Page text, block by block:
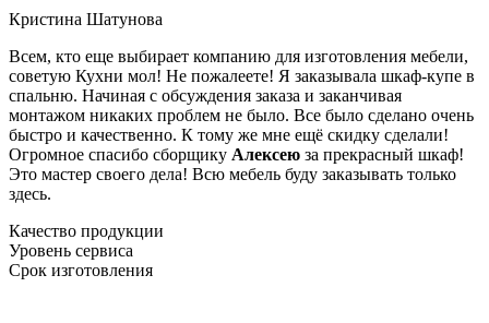
Кристина Шатунова
Всем, кто еще выбирает компанию для изготовления мебели,
советую Кухни мол! Не пожалеете! Я заказывала шкаф-купе в
спальню. Начиная с обсуждения заказа и заканчивая
монтажом никаких проблем не было. Все было сделано очень
быстро и качественно. К тому же мне ещё скидку сделали!
Огромное спасибо сборщику Алексею за прекрасный шкаф!
Это мастер своего дела! Всю мебель буду заказывать только
здесь.
Качество продукции
Уровень сервиса
Срок изготовления